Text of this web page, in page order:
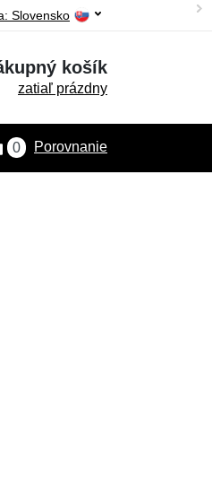
Slovensko
košík
zatiaľ prázdny
0 Porovnanie